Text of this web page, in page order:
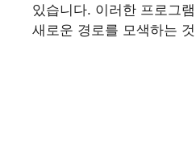
있습니다. 이러한 프로그
새로운 경로를 모색하는